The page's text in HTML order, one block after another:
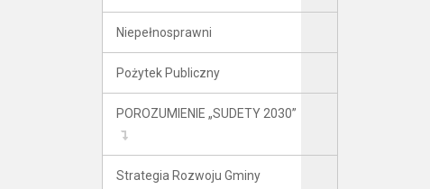
Niepełnosprawni
Pożytek Publiczny
POROZUMIENIE „SUDETY 2030”
Strategia Rozwoju Gminy